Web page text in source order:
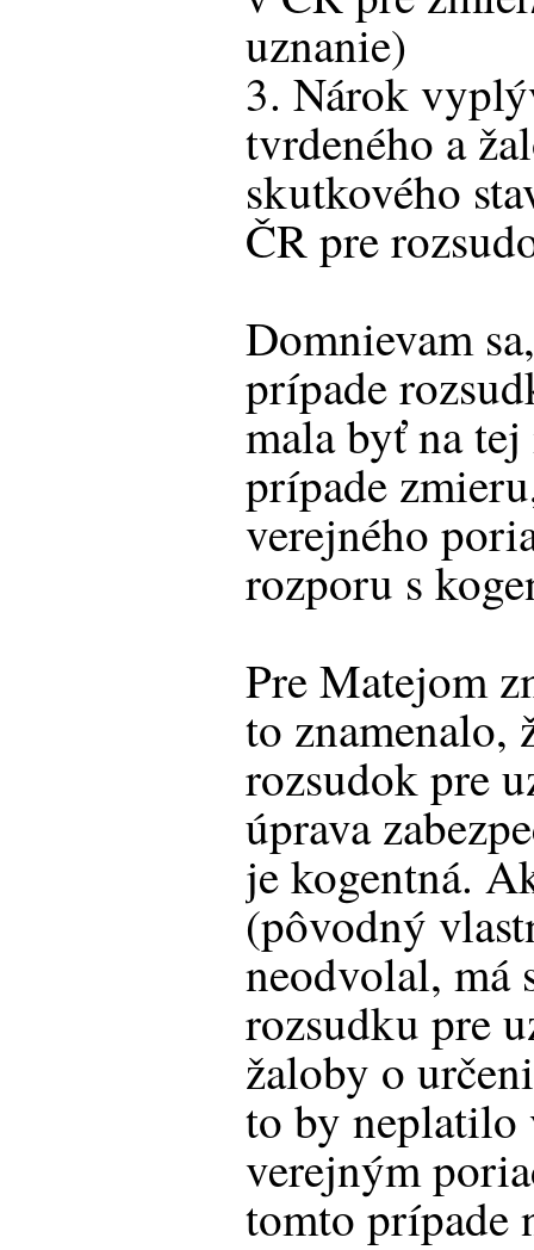
uznanie)
3. Nárok
tvrdeného a
skutkového
ČR pre
Domnievam
prípade
mala byť na
prípade
verejného
rozporu s
Pre Matejom
to znamenalo,
rozsudok pre
úprava
je kogentná.
(pôvodný
neodvolal, má
rozsudku pre
žaloby o
to by neplatilo
verejným
tomto prípade